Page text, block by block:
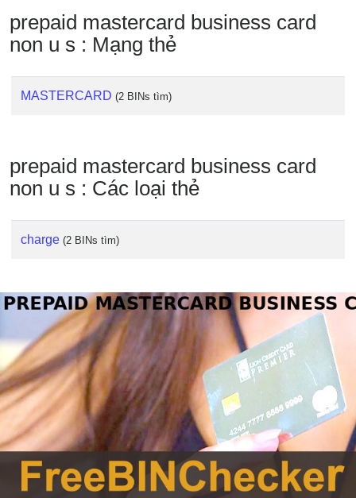
prepaid mastercard business card
non u s : Mạng thẻ
MASTERCARD (2 BINs tìm)
prepaid mastercard business card
non u s : Các loại thẻ
charge (2 BINs tìm)